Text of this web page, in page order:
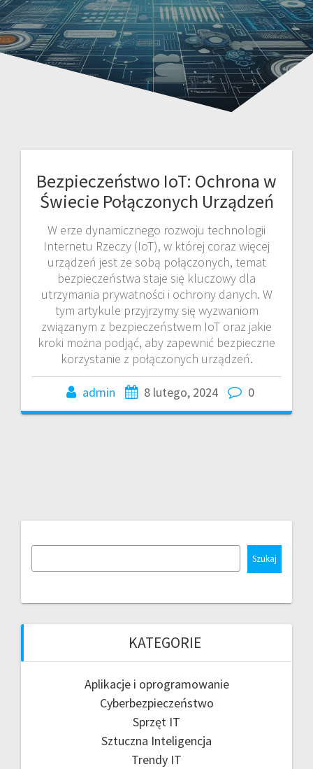
Bezpieczeństwo IoT: Ochrona w
Świecie Połączonych Urządzeń
W erze dynamicznego rozwoju technologii
Internetu Rzeczy (IoT), w której coraz więcej
urządzeń jest ze sobą połączonych, temat
bezpieczeństwa staje się kluczowy dla
utrzymania prywatności i ochrony danych. W
tym artykule przyjrzymy się wyzwaniom
związanym z bezpieczeństwem IoT oraz jakie
kroki można podjąć, aby zapewnić bezpieczne
korzystanie z połączonych urządzeń.
admin 8 lutego, 2024 0
Szukaj
KATEGORIE
Aplikacje i oprogramowanie
Cyberbezpieczeństwo
Sprzęt IT
Sztuczna Inteligencja
Trendy IT